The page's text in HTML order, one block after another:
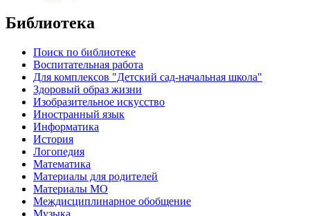
Библиотека
Поиск по библиотеке
Воспитательная работа
Для комплексов "Детский сад-начальная школа"
Здоровый образ жизни
Изобразительное искусство
Иностранный язык
Информатика
История
Логопедия
Математика
Материалы для родителей
Материалы МО
Междисциплинарное обобщение
Музыка